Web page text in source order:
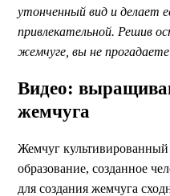
утонченный вид и делает
привлекательной. Решив
жемчуге, вы не прогадаете
Видео:
жемчуга
Жемчуг культивированный
образование, созданное
для создания жемчуга